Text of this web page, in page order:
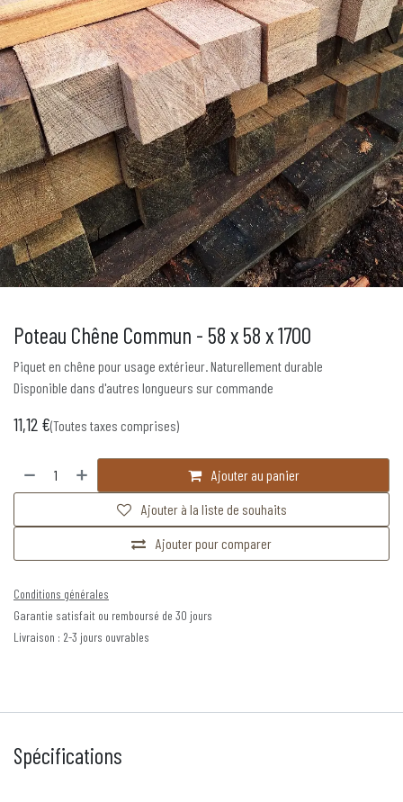
Poteau Chêne Commun - 58 x 58 x 1700
Piquet en chêne pour usage extérieur. Naturellement durable
Disponible dans d'autres longueurs sur commande
11,12 €(Toutes taxes comprises)
Ajouter au panier
Ajouter pour comparer
Ajouter à la liste de souhaits
Conditions générales
Garantie satisfait ou remboursé de 30 jours
Livraison : 2-3 jours ouvrables
Spécifications